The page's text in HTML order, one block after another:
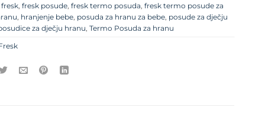
fresk fresk posude fresk termo posuda fresk termo posude za
hranjenje bebe posuda za hranu za bebe posude za dječju
za dječju hranu Termo Posuda za hranu